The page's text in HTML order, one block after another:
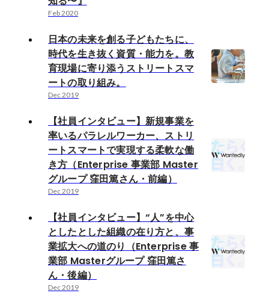
Feb 2020
日本の未来を創る子どもたちに、
時代を生き抜く資質・能力を。教
育現場に寄り添うストリートスマ
ートの取り組み。
Dec 2019
【社員インタビュー】新規事業を
率いるパラレルワーカー、ストリ
ートスマートで実現する柔軟な働
き方（Enterprise 事業部 Master
グループ 窪田篤さん・前編）
Dec 2019
【社員インタビュー】“人”を中心
としたとした組織の在り方と、事
業拡大への道のり（Enterprise 事
業部 Masterグループ 窪田篤さ
ん・後編）
Dec 2019